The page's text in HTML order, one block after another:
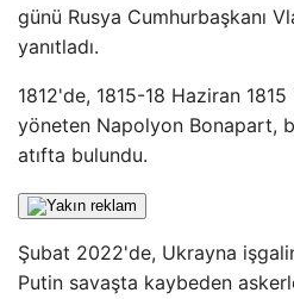
günü Rusya Cumhurbaşkanı
yanıtladı.
1812'de, 1815-18 Haziran
yöneten Napolyon Bonapart,
atıfta bulundu.
Şubat 2022'de, Ukrayna
Putin savaşta kaybeden